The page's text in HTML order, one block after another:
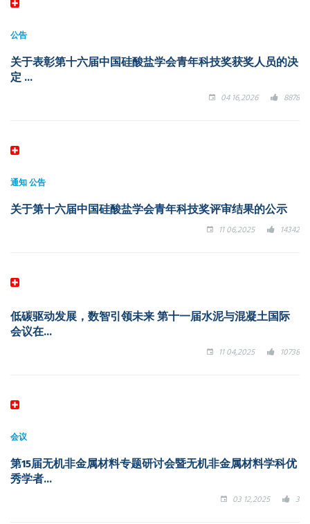
公告
关于表彰第十六届中国硅酸盐学会青年科技奖获奖人员的决
定 ...
04 16,2026 8878
通知公告
关于第十六届中国硅酸盐学会青年科技奖评审结果的公示
11 06,2025 14342
低碳驱动发展，数智引领未来 第十一届水泥与混凝土国际
会议在...
11 04,2025 10738
会议
第15届无机非金属材料专题研讨会暨无机非金属材料学科优
秀学者...
03 12,2025 3